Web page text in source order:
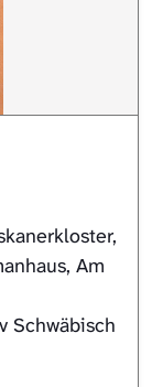
Am
Schwäbisch